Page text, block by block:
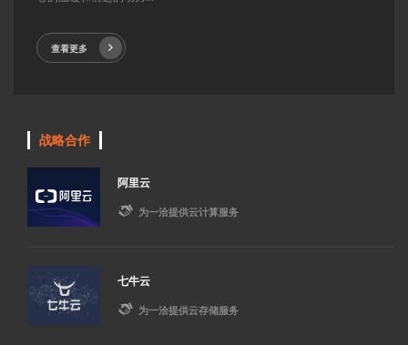
查看更多
战略合作
阿里云
 为一洽提供云计算服务
七牛云
 为一洽提供云存储服务